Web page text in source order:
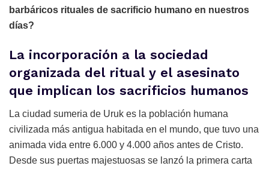
barbáricos rituales de sacrificio humano en nuestros
días?
La incorporación a la sociedad
organizada del ritual y el asesinato
que implican los sacrificios humanos
La ciudad sumeria de Uruk es la población humana
civilizada más antigua habitada en el mundo, que tuvo una
animada vida entre 6.000 y 4.000 años antes de Cristo.
Desde sus puertas majestuosas se lanzó la primera carta